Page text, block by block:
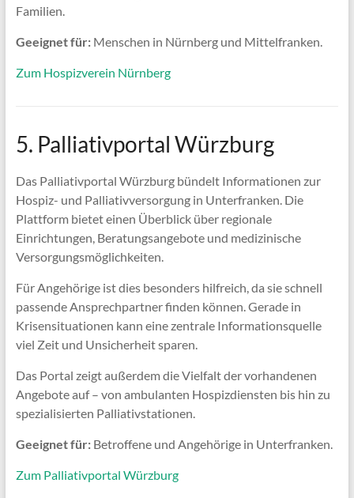
Familien.
Geeignet für:Menschen in Nürnberg und Mittelfranken.
Zum Hospizverein Nürnberg
5. Palliativportal Würzburg
Das Palliativportal Würzburg bündelt Informationen zur
Hospiz- und Palliativversorgung in Unterfranken. Die
Plattform bietet einen Überblick über regionale
Einrichtungen, Beratungsangebote und medizinische
Versorgungsmöglichkeiten.
Für Angehörige ist dies besonders hilfreich, da sie schnell
passende Ansprechpartner finden können. Gerade in
Krisensituationen kann eine zentrale Informationsquelle
viel Zeit und Unsicherheit sparen.
Das Portal zeigt außerdem die Vielfalt der vorhandenen
Angebote auf – von ambulanten Hospizdiensten bis hin zu
spezialisierten Palliativstationen.
Geeignet für:Betroffene und Angehörige in Unterfranken.
Zum Palliativportal Würzburg